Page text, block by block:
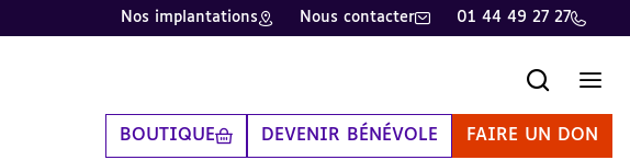
Nos implantations Nous contacter 01 44 49 27 27
BOUTIQUE DEVENIR BÉNÉVOLE FAIRE UN DON